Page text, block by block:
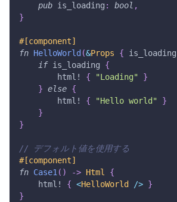
pub is_loading : bool ,
}
#[component]
fn HelloWorld (&Props { is_loading
if is_loading {
html!
{ "Loading"
}
} else {
html!
{ "Hello world"
}
}
}
// デフォルト値を使用する
#[component]
fn Case1( ) -> Html
{
html!
{ <HelloWorld /> }
}